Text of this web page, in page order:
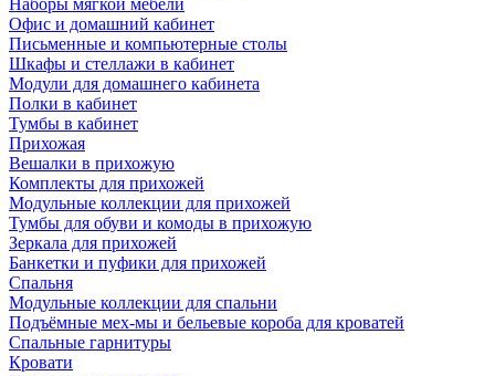
Наборы мягкой мебели
Офис и домашний кабинет
Письменные и компьютерные столы
Шкафы и стеллажи в кабинет
Модули для домашнего кабинета
Полки в кабинет
Тумбы в кабинет
Прихожая
Вешалки в прихожую
Комплекты для прихожей
Модульные коллекции для прихожей
Тумбы для обуви и комоды в прихожую
Зеркала для прихожей
Банкетки и пуфики для прихожей
Спальня
Модульные коллекции для спальни
Подъёмные мех-мы и бельевые короба для кроватей
Спальные гарнитуры
Кровати